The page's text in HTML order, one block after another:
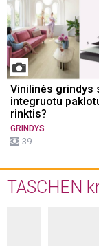
Vinilinės grindys
integruotu
rinktis?
GRINDYS
39
TASCHEN